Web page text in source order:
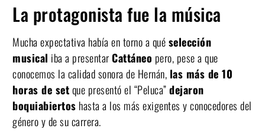
La protagonista fue la música
Mucha expectativa había en torno a quéselección
musical iba a presentarCattáneo pero, pese a que
conocemos la calidad sonora de Hernán, las más de 10
horas de setque presentó el “Peluca”dejaron
boquiabiertos hasta a los más exigentes y conocedores del
género y de su carrera.